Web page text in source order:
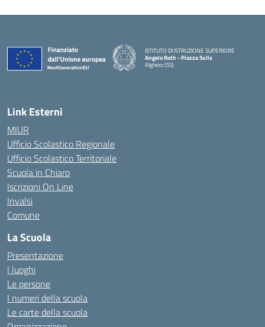
ISTITUTO DI ISTRUZIONE SUPERIORE
Angelo Roth - Piazza Sulis
Alghero (SS)
— Visita la pagina iniziale della scuola
Link Esterni
MIUR
Ufficio Scolastico Regionale
Ufficio Scolastico Territoriale
Scuola in Chiaro
Iscrizioni On Line
Invalsi
Comune
La Scuola
Presentazione
I luoghi
Le persone
I numeri della scuola
Le carte della scuola